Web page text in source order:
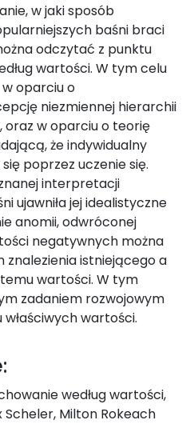
w jaki sposób
baśni braci
odczytać z punktu
wartości. W tym celu
oparciu o
niezmiennej hierarchii
oraz w oparciu o teorię
że indywidualny
poprzez uczenie się.
interpretacji
ujawniła jej idealistyczne
anomii, odwróconej
negatywnych można
znalezienia istniejącego a
wartości. W tym
zadaniem rozwojowym
wartości.
według wartości,
Milton Rokeach